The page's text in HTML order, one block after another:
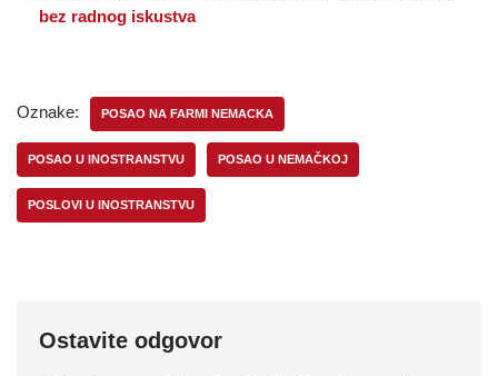
bez radnog iskustva
Oznake: POSAO NA FARMI NEMACKA
POSAO U INOSTRANSTVU POSAO U NEMAČKOJ
POSLOVI U INOSTRANSTVU
Ostavite odgovor